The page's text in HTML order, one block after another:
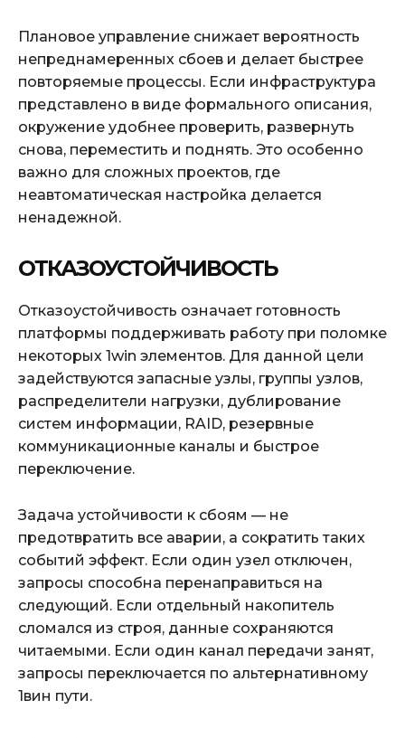
Плановое управление снижает вероятность
непреднамеренных сбоев и делает быстрее
повторяемые процессы. Если инфраструктура
представлено в виде формального описания,
окружение удобнее проверить, развернуть
снова, переместить и поднять. Это особенно
важно для сложных проектов, где
неавтоматическая настройка делается
ненадежной.
ОТКАЗОУСТОЙЧИВОСТЬ
Отказоустойчивость означает готовность
платформы поддерживать работу при поломке
некоторых 1win элементов. Для данной цели
задействуются запасные узлы, группы узлов,
распределители нагрузки, дублирование
систем информации, RAID, резервные
коммуникационные каналы и быстрое
переключение.
Задача устойчивости к сбоям — не
предотвратить все аварии, а сократить таких
событий эффект. Если один узел отключен,
запросы способна перенаправиться на
следующий. Если отдельный накопитель
сломался из строя, данные сохраняются
читаемыми. Если один канал передачи занят,
запросы переключается по альтернативному
1вин пути.